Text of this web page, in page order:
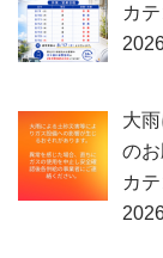
カ
大
のお
カ